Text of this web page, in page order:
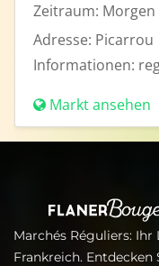
Zeitraum: Morgen
Adresse: Picarrou
Informationen:
Markt ansehen
Marchés Réguliers:
Frankreich.